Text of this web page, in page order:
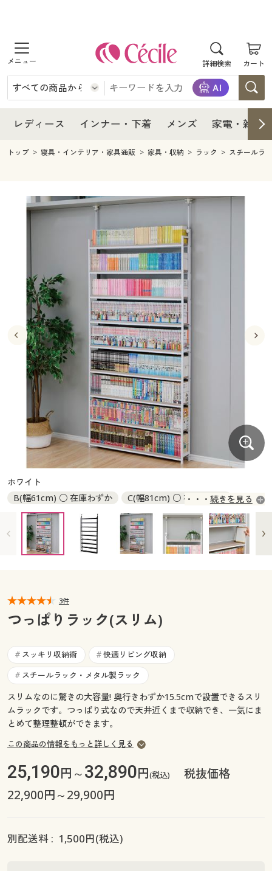
詳細検索 カート
商品を探す
レディース
レディースファッション
インナー・下着
インナー・下着通販すべて
メンズ下着
ジュニア・ティーンズ下着
メンズ
メンズファッション
家電・雑貨すべて
キッチン・雑貨・日用品
寝具・インテリア・家具
寝具・インテリア・家具通販すべて
家具・収納
寝具・ベッド
カーテン・ラグ・ファブリック
美容・健康通販すべて
美容・健康・サプリメント
制服・スクール
制服・スクールすべて
制服・学生服
ジュニア・ティーンズ下着
大きいサイズ
大きいサイズ通販すべて
大きいサイズ レディース服
大きいサイズ レディース下着
大きいサイズ メンズ
大きいサイズ 事務・制服
バーゲン
バーゲンセール
シークレットセール
詳細検索
商品カテゴリ一覧
カタログ
カタログ・チラシからのご注文
デジタルカタログ
カタログ無料プレゼント
マイページ
お気に入り
サポート
よくある質問とお問い合わせ
レディース インナー・下着 メンズ 家電・雑貨
レディース
レディース通販すべて
レディースファッション
インナー・下着
インナー・下着通販すべて
ジュニア・ティーンズ下着
メンズ
メンズ下着
家電
キッチン・雑貨・日用品
寝具・インテリア・家具通販すべて
寝具・ベッド
カーテン・ラグ・ファブリック
美容・健康
美容・健康通販すべて
美容・健康・サプリメント
制服・スクールすべて
制服・学生服
ジュニア・ティーンズ下着
大きいサイズ
大きいサイズ通販すべて
大きいサイズ レディース服
大きいサイズ レディース下着
大きいサイズ メンズ
大きいサイズ 事務・制服
バーゲン
バーゲンセール
シークレットセール
詳細検索
商品カテゴリ一覧
カタログ
カタログ・チラシからのご注文
カタログ無料プレゼント
会員メニュー
閲覧履歴
サポート
ご利用ガイド
よくある質問とお問い合わせ
トップ 寝具・インテリア・家具通販 家具・収納 ラック スチールラ
ホワイト
B(幅61cm) ○ 在庫わずか
C(幅81cm) ○ 在庫わずか
D(幅101cm) ○ 在庫わずか
続きを見る
3件
つっぱりラック(スリム)
# スッキリ収納術 # 快適リビング収納
# スチールラック・メタル製ラック
スリムなのに驚きの大容量! 奥行きわずか15.5cmで設置できるスリ
ムラックです。つっぱり式なので天井近くまで収納でき、一気にま
とめて整理整頓ができます。
この商品の情報をもっと詳しく見る
25,190円～32,890円(税込)
税抜価格
22,900円～29,900円
別配送料 : 1,500円(税込)